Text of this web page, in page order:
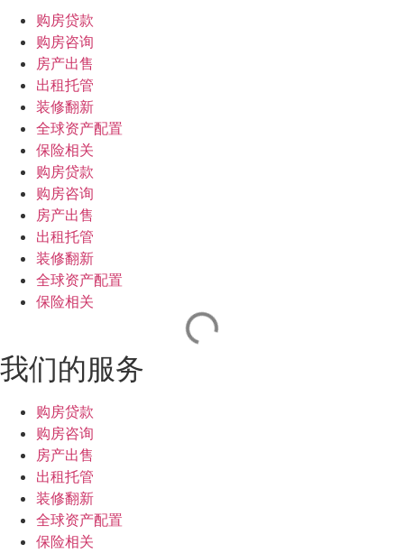
购房贷款
购房咨询
房产出售
出租托管
装修翻新
全球资产配置
保险相关
购房贷款
购房咨询
房产出售
出租托管
装修翻新
全球资产配置
保险相关
我们的服务
购房贷款
购房咨询
房产出售
出租托管
装修翻新
全球资产配置
保险相关